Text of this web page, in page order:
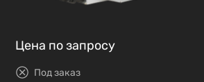
Цена по запросу
Под заказ